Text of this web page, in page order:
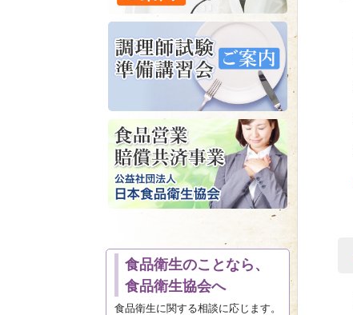
食品衛生のことなら、
食品衛生協会へ
食品衛生に関する相談に応じます。